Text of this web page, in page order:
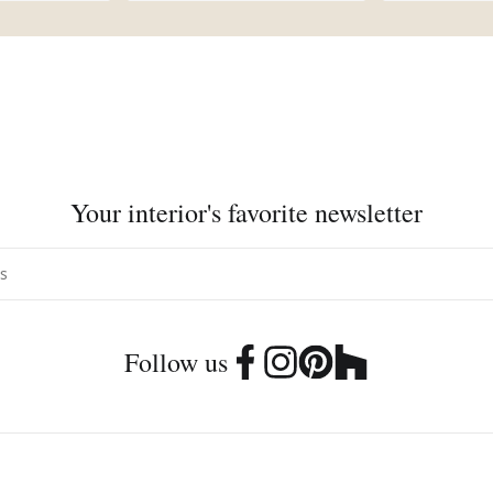
Your interior's favorite newsletter
Follow us